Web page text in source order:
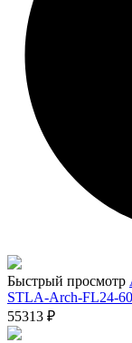
Быстрый просмотр
STLA-Arch-FL24-
55313 ₽